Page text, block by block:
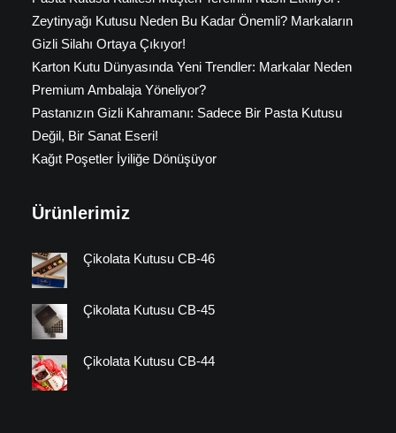
Zeytinyağı Kutusu Neden Bu Kadar Önemli? Markaların
Gizli Silahı Ortaya Çıkıyor!
Karton Kutu Dünyasında Yeni Trendler: Markalar Neden
Premium Ambalaja Yöneliyor?
Pastanızın Gizli Kahramanı: Sadece Bir Pasta Kutusu
Değil, Bir Sanat Eseri!
Kağıt Poşetler İyiliğe Dönüşüyor
Ürünlerimiz
Çikolata Kutusu CB-46
Çikolata Kutusu CB-45
Çikolata Kutusu CB-44